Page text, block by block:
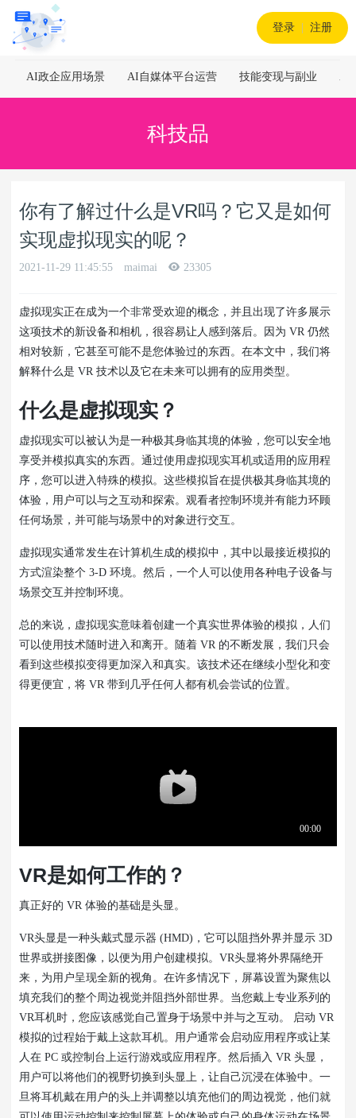
登录 注册
AI政企应用场景 AI自媒体平台运营 技能变现与副业
科技品
你有了解过什么是VR吗？它又是如何
实现虚拟现实的呢？
2021-11-29 11:45:55 maimai 23305
虚拟现实正在成为一个非常受欢迎的概念，并且出现了许多展示
这项技术的新设备和相机，很容易让人感到落后。因为 VR 仍然
相对较新，它甚至可能不是您体验过的东西。在本文中，我们将
解释什么是 VR 技术以及它在未来可以拥有的应用类型。
什么是虚拟现实？
虚拟现实可以被认为是一种极其身临其境的体验，您可以安全地
享受并模拟真实的东西。通过使用虚拟现实耳机或适用的应用程
序，您可以进入特殊的模拟。这些模拟旨在提供极其身临其境的
体验，用户可以与之互动和探索。观看者控制环境并有能力环顾
任何场景，并可能与场景中的对象进行交互。
虚拟现实通常发生在计算机生成的模拟中，其中以最接近模拟的
方式渲染整个 3-D 环境。然后，一个人可以使用各种电子设备与
场景交互并控制环境。
总的来说，虚拟现实意味着创建一个真实世界体验的模拟，人们
可以使用技术随时进入和离开。随着 VR 的不断发展，我们只会
看到这些模拟变得更加深入和真实。该技术还在继续小型化和变
得更便宜，将 VR 带到几乎任何人都有机会尝试的位置。
VR是如何工作的？
真正好的 VR 体验的基础是头显。
VR头显是一种头戴式显示器 (HMD)，它可以阻挡外界并显示 3D
世界或拼接图像，以便为用户创建模拟。VR头显将外界隔绝开
来，为用户呈现全新的视角。在许多情况下，屏幕设置为聚焦以
填充我们的整个周边视觉并阻挡外部世界。当您戴上专业系列的
VR耳机时，您应该感觉自己置身于场景中并与之互动。 启动 VR
模拟的过程始于戴上这款耳机。用户通常会启动应用程序或让某
人在 PC 或控制台上运行游戏或应用程序。然后插入 VR 头显，
用户可以将他们的视野切换到头显上，让自己沉浸在体验中。一
旦将耳机戴在用户的头上并调整以填充他们的周边视觉，他们就